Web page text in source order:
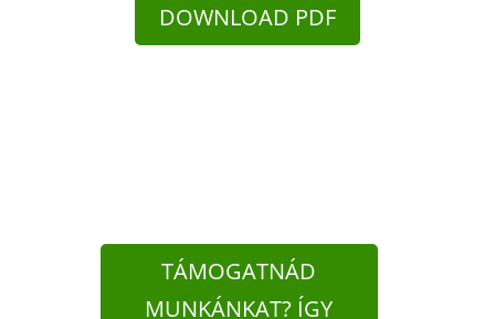
DOWNLOAD PDF
TÁMOGATNÁD
MUNKÁNKAT? ÍGY